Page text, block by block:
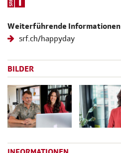
Weiterführende Informationen
srf.ch/happyday
BILDER